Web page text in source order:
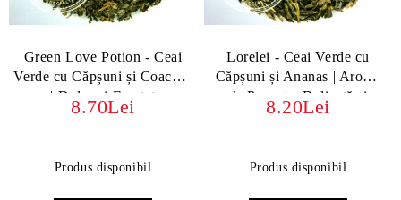
Green Love Potion - Ceai
Verde cu Căpșuni și Coacăze
| Dulce și Fructat
8.70Lei
Produs disponibil
Lorelei - Ceai Verde cu
Căpșuni și Ananas | Aromă
de Poveste, Delicată și
Fructată
8.20Lei
Produs disponibil